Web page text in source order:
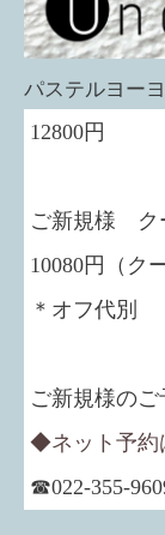
パステルヨー
12800円
ご新規様 ク
10080円（ク
＊オフ代別
ご新規様の
◆ネット予約
☎022-355-